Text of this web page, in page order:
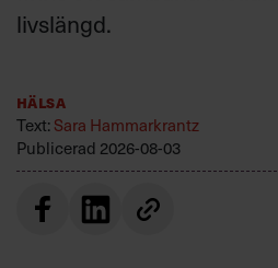
livslängd.
Hälsa
Text: Sara Hammarkrantz
Publicerad 2026-08-03